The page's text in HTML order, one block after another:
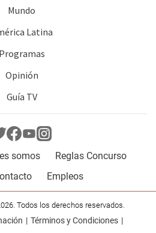
Mundo
Latina
Programas
Opinión
Guía TV
somos
Reglas Concurso
Empleos
Todos los derechos reservados.
Términos y Condiciones